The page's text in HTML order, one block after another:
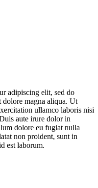
adipiscing elit, sed do
dolore magna aliqua. Ut
ullamco laboris nisi
aute irure dolor in
dolore eu fugiat nulla
non proident, sunt in
est laborum.